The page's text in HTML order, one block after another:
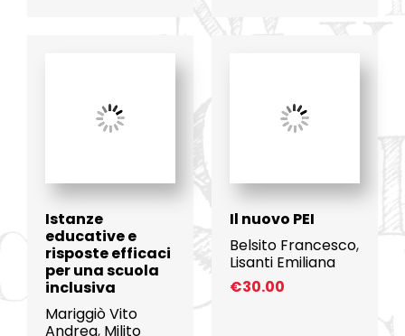
Istanze
educative e
risposte efficaci
per una scuola
inclusiva
Mariggiò Vito
Andrea, Milito
Il nuovo PEI
Belsito Francesco,
Lisanti Emiliana
€30.00